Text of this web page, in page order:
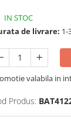
IN STOC
de livrare: 1-
valabila in
Produs: